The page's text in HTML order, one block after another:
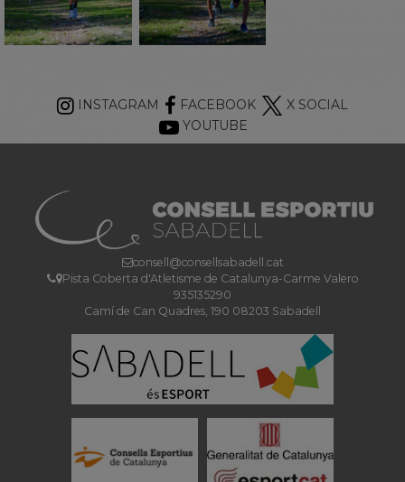
INSTAGRAM FACEBOOK
X SOCIAL
YOUTUBE
consell@consellsabadell.cat
Pista Coberta d'Atletisme de Catalunya-Carme Valero
935135290
Camí de Can Quadres, 190 08203 Sabadell